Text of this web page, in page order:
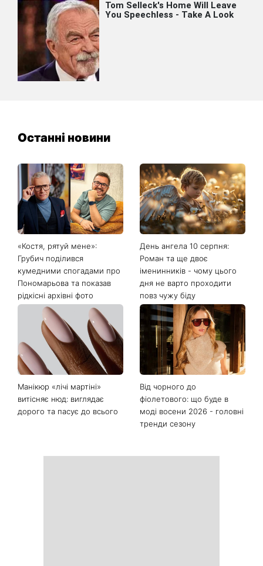
Останні новини
«Костя, рятуй мене»:
Грубич поділився
кумедними спогадами про
Пономарьова та показав
рідкісні архівні фото
День ангела 10 серпня:
Роман та ще двоє
іменинників - чому цього
дня не варто проходити
повз чужу біду
Манікюр «лічі мартіні»
витісняє нюд: виглядає
дорого та пасує до всього
Від чорного до
фіолетового: що буде в
моді восени 2026 - головні
тренди сезону